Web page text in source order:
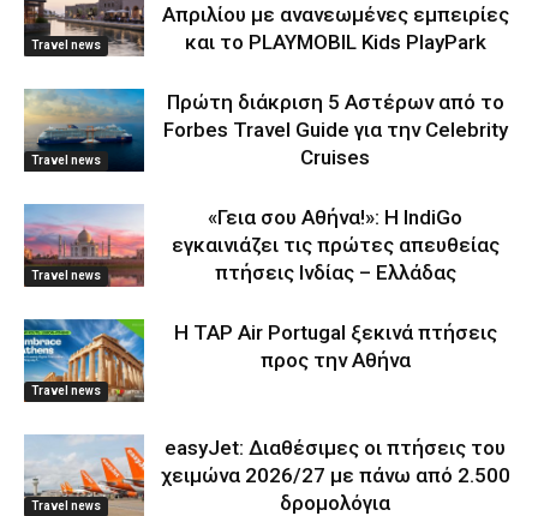
Travel news
Απριλίου με ανανεωμένες εμπειρίες
και το PLAYMOBIL Kids PlayPark
Travel news
Πρώτη διάκριση 5 Αστέρων από το
Forbes Travel Guide για την Celebrity
Cruises
Travel news
«Γεια σου Αθήνα!»: Η IndiGo
εγκαινιάζει τις πρώτες απευθείας
πτήσεις Ινδίας – Ελλάδας
Travel news
Η TAP Air Portugal ξεκινά πτήσεις
προς την Αθήνα
Travel news
easyJet: Διαθέσιμες οι πτήσεις του
χειμώνα 2026/27 με πάνω από 2.500
δρομολόγια